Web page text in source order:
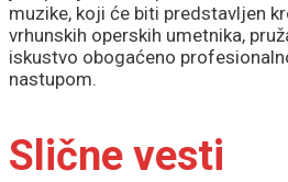
muzike, koji će biti predstavljen
vrhunskih operskih umetnika,
iskustvo obogaćeno
nastupom.
Slične vesti